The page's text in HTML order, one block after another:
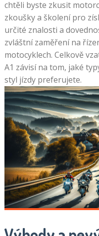
chtěli byste zkusit
zkoušky a školení pro
určité znalosti a
zvláštní zaměření na
motocyklech. Celkově
A1 závisí na tom, jaké
styl jízdy preferujete.